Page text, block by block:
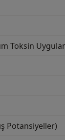
Toksin
Potansiyeller)